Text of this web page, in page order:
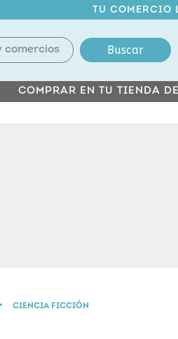
TU COMERCIO
Buscar
COMPRAR EN TU TIENDA
CIENCIA FICCIÓN